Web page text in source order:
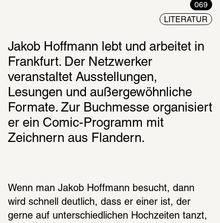
069
LITERATUR
Jakob Hoffmann lebt und arbeitet in
Frankfurt. Der Netzwerker
veranstaltet Ausstellungen,
Lesungen und außergewöhnliche
Formate. Zur Buchmesse organisiert
er ein Comic-Programm mit
Zeichnern aus Flandern.
Wenn man Jakob Hoffmann besucht, dann
wird schnell deutlich, dass er einer ist, der
gerne auf unterschiedlichen Hochzeiten tanzt,